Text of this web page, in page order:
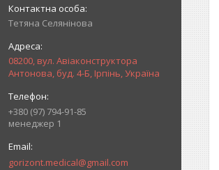
Тетяна Селянінова
08200, вул. Авіаконструктора
Антонова, буд. 4-Б, Ірпінь, Україна
+380 (97) 794-91-85
менеджер 1
gorizont.medical@gmail.com